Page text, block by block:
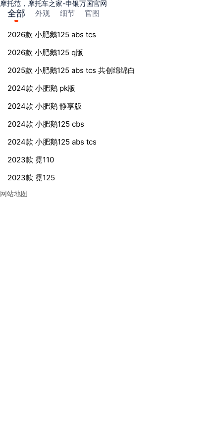
摩托范，摩托车之家-申银万国官网
全部 外观 细节 官图
2026款 小肥鹅125 abs tcs
2026款 小肥鹅125 q版
2025款 小肥鹅125 abs tcs 共创绵绵白
2024款 小肥鹅 pk版
2024款 小肥鹅 静享版
2024款 小肥鹅125 cbs
2024款 小肥鹅125 abs tcs
2023款 霓110
2023款 霓125
网站地图